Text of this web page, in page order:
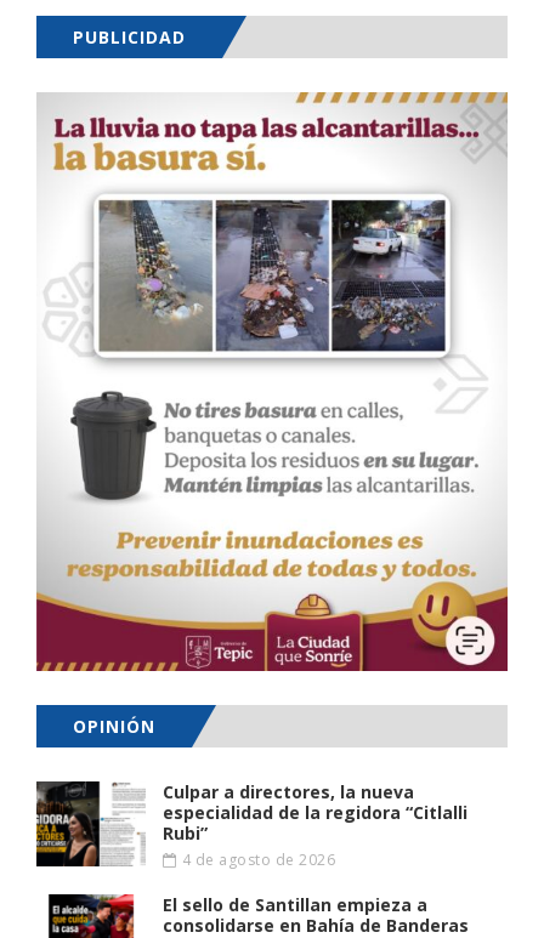
PUBLICIDAD
OPINIÓN
Culpar a directores, la nueva
especialidad de la regidora “Citlalli
Rubi”
4 de agosto de 2026
El sello de Santillan empieza a
consolidarse en Bahía de Banderas